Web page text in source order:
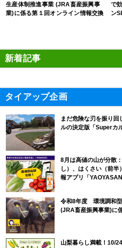
生産体制推進事業 (JRA畜産振興事
業)に係る第１回オンライン情報交換
で
ン
新着記事
タイアップ企画
まだ危険な刃を振り回
ルの決定版「Superカ
8月は高値の山が分散
し）、はくさい（前半
報アプリ「YAOYASAN
令和8年度 環境調和
(JRA畜産振興事業)に
山梨暮らし満載！10/